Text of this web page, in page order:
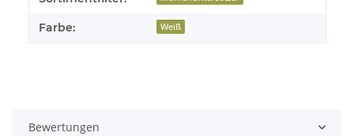
Farbe: Weiß
Bewertungen